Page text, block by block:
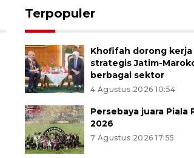
Terpopuler
Khofifah dorong kerja
strategis Jatim-
berbagai sektor
4 Agustus 2026 10:54
Persebaya juara Piala
2026
7 Agustus 2026 17:55